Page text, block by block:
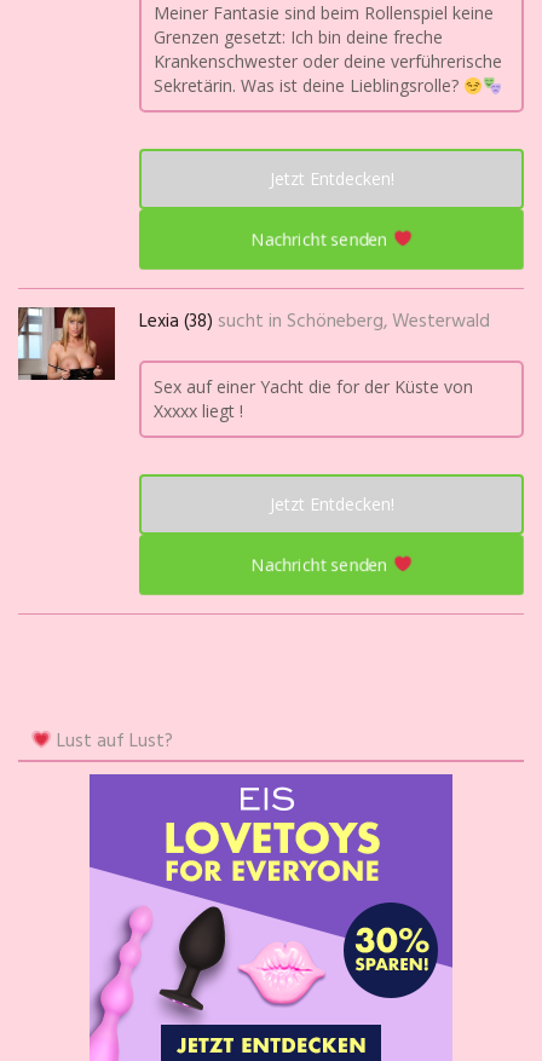
Meiner Fantasie sind beim Rollenspiel keine
Grenzen gesetzt: Ich bin deine freche
Krankenschwester oder deine verführerische
Sekretärin. Was ist deine Lieblingsrolle?
Jetzt Entdecken!
Nachricht senden
Lexia (38) sucht in Schöneberg, Westerwald
Sex auf einer Yacht die for der Küste von
Xxxxx liegt !
Jetzt Entdecken!
Nachricht senden
Lust auf Lust?